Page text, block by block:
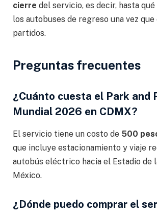
cierre del servicio, es decir, hasta
los autobuses de regreso una vez
partidos.
Preguntas frecuentes
¿Cuánto cuesta el Park and
Mundial 2026 en CDMX?
El servicio tiene un costo de 500
que incluye estacionamiento y viaje
autobús eléctrico hacia el Estadio de
México.
¿Dónde puedo comprar el